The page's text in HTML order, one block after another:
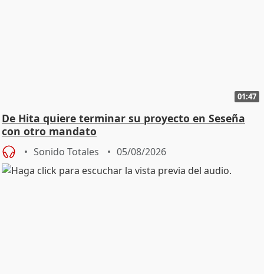
01:47
De Hita quiere terminar su proyecto en Seseña
con otro mandato
Sonido Totales 05/08/2026